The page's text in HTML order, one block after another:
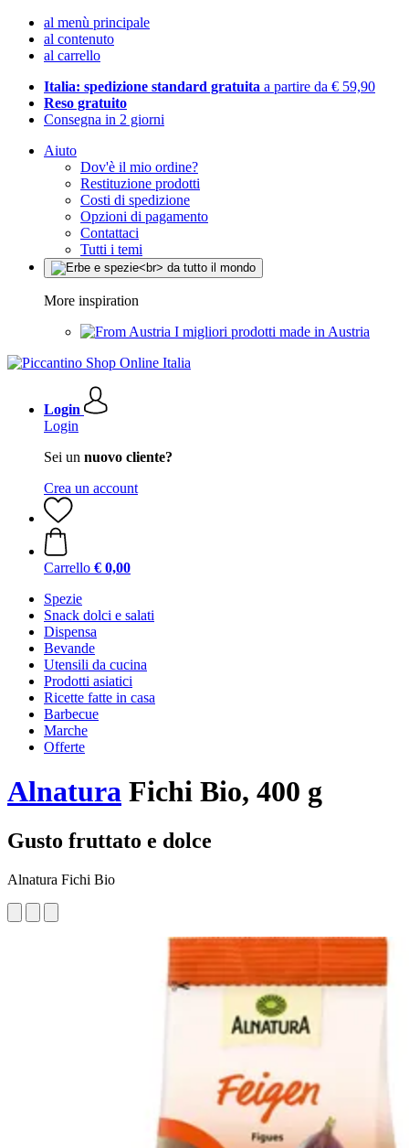
al menù principale
al contenuto
al carrello
Italia: spedizione standard gratuita a partire da € 59,90
Reso gratuito
Consegna in 2 giorni
Aiuto
Dov'è il mio ordine?
Restituzione prodotti
Costi di spedizione
Opzioni di pagamento
Contattaci
Tutti i temi
More inspiration
I migliori prodotti made in Austria
Login
Login
Sei un nuovo cliente?
Crea un account
Carrello € 0,00
Spezie
Snack dolci e salati
Dispensa
Bevande
Utensili da cucina
Prodotti asiatici
Ricette fatte in casa
Barbecue
Marche
Offerte
Alnatura Fichi Bio, 400 g
Gusto fruttato e dolce
Alnatura Fichi Bio